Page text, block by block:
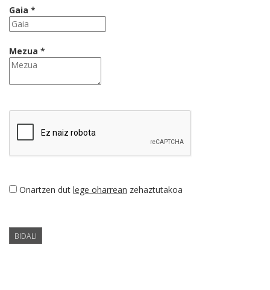
Gaia *
Mezua *
Onartzen dut lege oharrean zehaztutakoa
BIDALI